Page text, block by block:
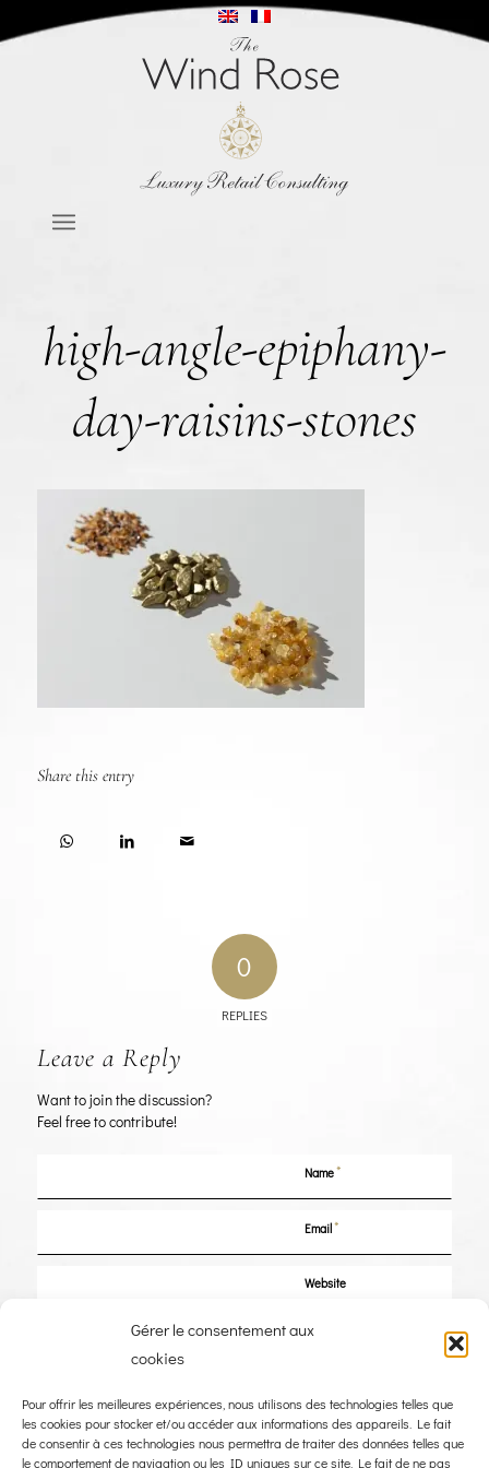
Gérer le consentement aux
cookies
Pour offrir les meilleures expériences, nous utilisons des technologies telles que
les cookies pour stocker et/ou accéder aux informations des appareils. Le fait
de consentir à ces technologies nous permettra de traiter des données telles que
le comportement de navigation ou les ID uniques sur ce site. Le fait de ne pas
high-angle-epiphany-
day-raisins-stones
Share this entry
0
REPLIES
Leave a Reply
Want to join the discussion?
Feel free to contribute!
Name*
Email*
Website
Save my name, email, and website in this browser for the next time I